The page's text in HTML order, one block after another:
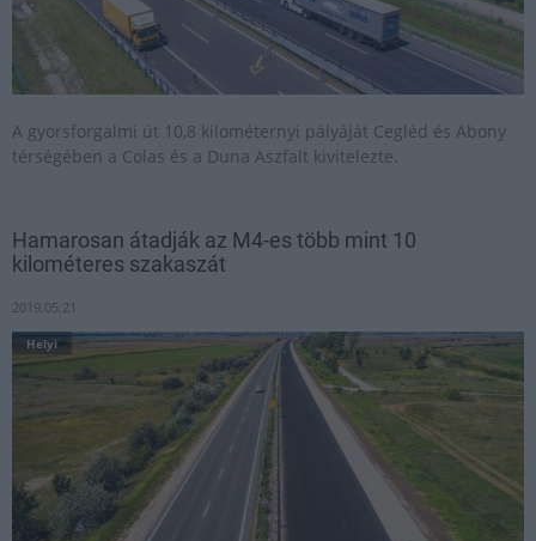
A gyorsforgalmi út 10,8 kilométernyi pályáját Cegléd és Abony
térségében a Colas és a Duna Aszfalt kivitelezte.
Hamarosan átadják az M4-es több mint 10
kilométeres szakaszát
2019.05.21
Helyi